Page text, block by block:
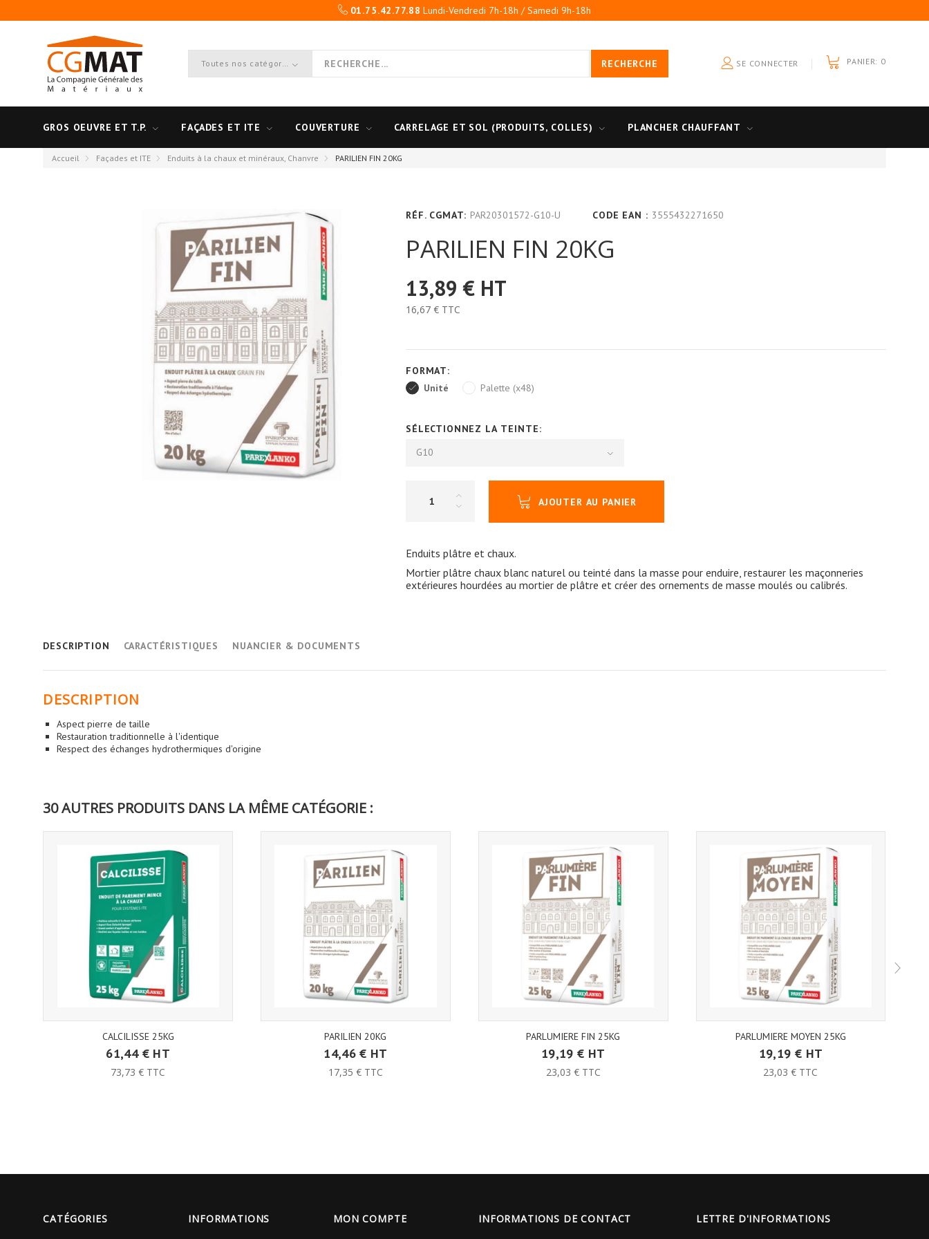
01.75.42.77.88 Lundi-Vendredi 7h-18h / Samedi 9h-18h
Toutes nos catégories RECHERCHE SE CONNECTER PANIER: 0
GROS OEUVRE ET T.P. FAÇADES ET ITE COUVERTURE CARRELAGE ET SOL (PRODUITS, COLLES) PLANCHER CHAUFFANT
Accueil Façades et ITE Enduits à la chaux et minéraux, Chanvre PARILIEN FIN 20KG
RÉF. CGMAT: PAR20301572-G10-U CODE EAN : 3555432271650
PARILIEN FIN 20KG
13,89 € HT
16,67 € TTC
FORMAT:
Unité
Palette (x48)
SÉLECTIONNEZ LA TEINTE:
G10
AJOUTER AU PANIER
Enduits plâtre et chaux.
Mortier plâtre chaux blanc naturel ou teinté dans la masse pour enduire, restaurer les maçonneries
extérieures hourdées au mortier de plâtre et créer des ornements de masse moulés ou calibrés.
DESCRIPTION CARACTÉRISTIQUES NUANCIER & DOCUMENTS
DESCRIPTION
Aspect pierre de taille
Restauration traditionnelle à l'identique
Respect des échanges hydrothermiques d'origine
30 AUTRES PRODUITS DANS LA MÊME CATÉGORIE :
CALCILISSE 25KG
61,44 € HT
73,73 € TTC
PARILIEN 20KG
14,46 € HT
17,35 € TTC
PARLUMIERE FIN 25KG
19,19 € HT
23,03 € TTC
PARLUMIERE MOYEN 25KG
19,19 € HT
23,03 € TTC
CATÉGORIES INFORMATIONS MON COMPTE INFORMATIONS DE CONTACT LETTRE D'INFORMATIONS